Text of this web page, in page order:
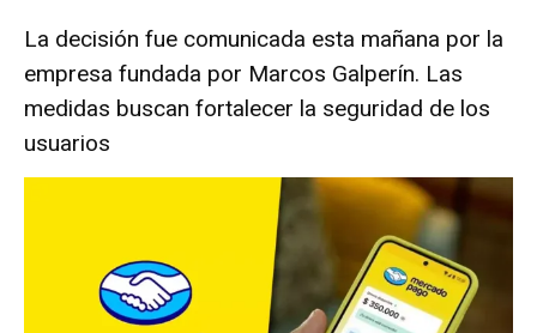
La decisión fue comunicada esta mañana por la
empresa fundada por Marcos Galperín. Las
medidas buscan fortalecer la seguridad de los
usuarios